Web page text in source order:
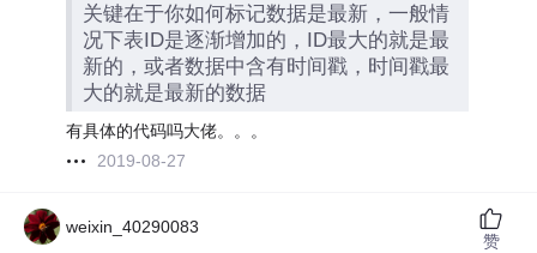
关键在于你如何标记数据是最新，一般情
况下表ID是逐渐增加的，ID最大的就是最
新的，或者数据中含有时间戳，时间戳最
大的就是最新的数据
有具体的代码吗大佬。。。
2019-08-27
weixin_40290083
赞